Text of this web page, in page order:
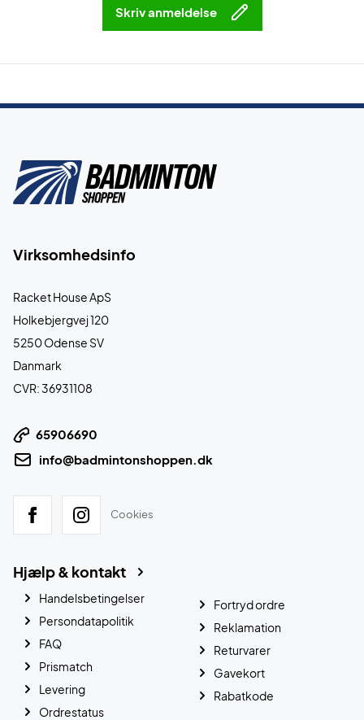
Skriv anmeldelse
Virksomhedsinfo
Racket House ApS
Holkebjergvej 120
5250 Odense SV
Danmark
CVR: 36931108
65906690
info@badmintonshoppen.dk
Cookies
Hjælp & kontakt
Handelsbetingelser
Persondatapolitik
FAQ
Prismatch
Levering
Ordrestatus
Fortryd ordre
Reklamation
Returvarer
Gavekort
Rabatkode